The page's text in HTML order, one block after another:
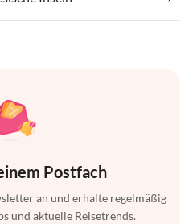
Postfach
an und erhalte regelmäßig
und aktuelle Reisetrends.